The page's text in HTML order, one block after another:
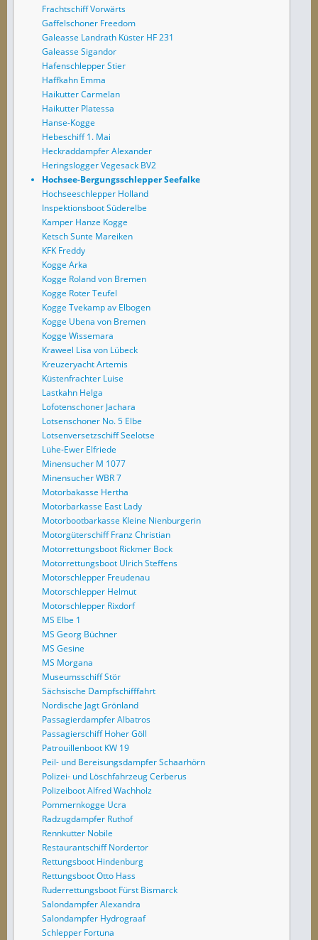
Frachtschiff Vorwärts
Gaffelschoner Freedom
Galeasse Landrath Küster HF 231
Galeasse Sigandor
Hafenschlepper Stier
Haffkahn Emma
Haikutter Carmelan
Haikutter Platessa
Hanse-Kogge
Hebeschiff 1. Mai
Heckraddampfer Alexander
Heringslogger Vegesack BV2
Hochsee-Bergungsschlepper Seefalke
Hochseeschlepper Holland
Inspektionsboot Süderelbe
Kamper Hanze Kogge
Ketsch Sunte Mareiken
KFK Freddy
Kogge Arka
Kogge Roland von Bremen
Kogge Roter Teufel
Kogge Tvekamp av Elbogen
Kogge Ubena von Bremen
Kogge Wissemara
Kraweel Lisa von Lübeck
Kreuzeryacht Artemis
Küstenfrachter Luise
Lastkahn Helga
Lofotenschoner Jachara
Lotsenschoner No. 5 Elbe
Lotsenversetzschiff Seelotse
Lühe-Ewer Elfriede
Minensucher M 1077
Minensucher WBR 7
Motorbakasse Hertha
Motorbarkasse East Lady
Motorbootbarkasse Kleine Nienburgerin
Motorgüterschiff Franz Christian
Motorrettungsboot Rickmer Bock
Motorrettungsboot Ulrich Steffens
Motorschlepper Freudenau
Motorschlepper Helmut
Motorschlepper Rixdorf
MS Elbe 1
MS Georg Büchner
MS Gesine
MS Morgana
Museumsschiff Stör
Sächsische Dampfschifffahrt
Nordische Jagt Grönland
Passagierdampfer Albatros
Passagierschiff Hoher Göll
Patrouillenboot KW 19
Peil- und Bereisungsdampfer Schaarhörn
Polizei- und Löschfahrzeug Cerberus
Polizeiboot Alfred Wachholz
Pommernkogge Ucra
Radzugdampfer Ruthof
Rennkutter Nobile
Restaurantschiff Nordertor
Rettungsboot Hindenburg
Rettungsboot Otto Hass
Ruderrettungsboot Fürst Bismarck
Salondampfer Alexandra
Salondampfer Hydrograaf
Schlepper Fortuna